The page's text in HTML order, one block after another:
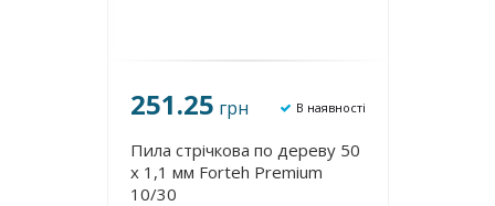
251.25 грн В наявності
Пила стрічкова по дереву 50
х 1,1 мм Forteh Premium
10/30